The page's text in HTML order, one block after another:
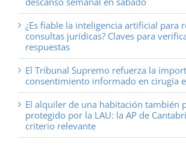
¿Es fiable la inteligencia artificial para
consultas jurídicas? Claves para
respuestas
El Tribunal Supremo refuerza la
consentimiento informado en cirugía
El alquiler de una habitación también
protegido por la LAU: la AP de
criterio relevante